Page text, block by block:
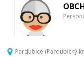
Pardubice (Pardubický